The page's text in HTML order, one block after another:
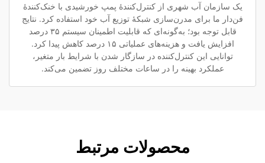
یک سازمان آب شهری از کنترل‌کنندهٔ پمپ خورشیدی با خنک‌کنندهٔ
فن‌دار ما برای مدرن‌سازی شبکهٔ توزیع آب خود استفاده کرد. نتایج
قابل توجه بود؛ به‌گونه‌ای که قابلیت اطمینان سیستم ۳۵ درصد
افزایش یافت و هزینه‌های عملیاتی ۱۵ درصد کاهش پیدا کرد.
توانایی این کنترل‌کننده در سازگار شدن با شرایط بار متغیر،
عملکرد بهینه را در ساعات مختلف روز تضمین می‌کند.
محصولات مرتبط